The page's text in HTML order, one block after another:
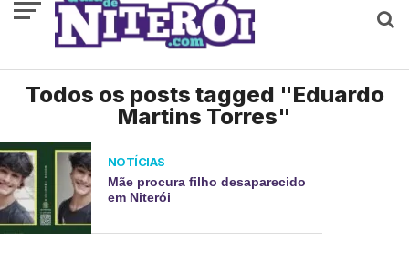
Todos os posts tagged "Eduardo
Martins Torres"
NOTÍCIAS
Mãe procura filho desaparecido
em Niterói